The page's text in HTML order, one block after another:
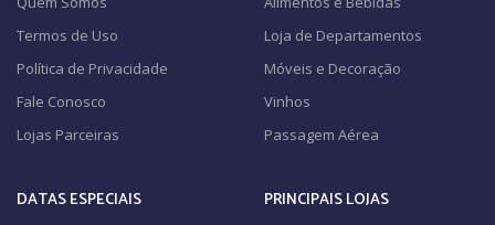
Termos de Uso
Política de Privacidade
Fale Conosco
Lojas Parceiras
Loja de Departamentos
Móveis e Decoração
Vinhos
Passagem Aérea
DATAS ESPECIAIS PRINCIPAIS LOJAS